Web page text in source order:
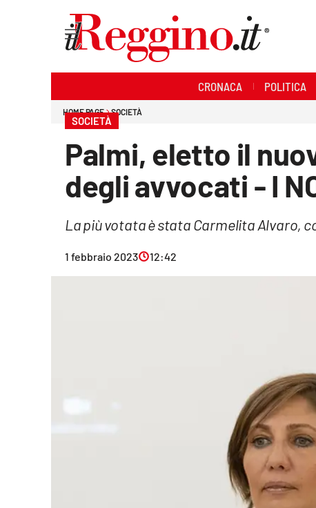
CRONACA POLITICA
HOME PAGE SOCIETÀ
SOCIETÀ
Palmi, eletto il
degli avvocati - I
La più votata è stata Carmelita Alvaro,
1 febbraio 2023 12:42